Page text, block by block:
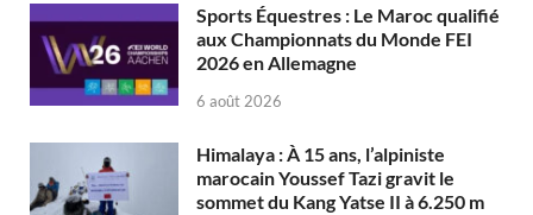
Sports Équestres : Le Maroc qualifié
aux Championnats du Monde FEI
2026 en Allemagne
6 août 2026
Himalaya : À 15 ans, l’alpiniste
marocain Youssef Tazi gravit le
sommet du Kang Yatse II à 6.250 m